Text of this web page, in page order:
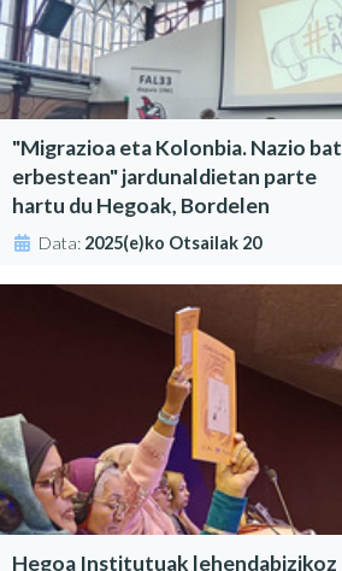
"Migrazioa eta Kolonbia. Nazio bat
erbestean" jardunaldietan parte
hartu du Hegoak, Bordelen
Data: 2025(e)ko Otsailak 20
Hegoa Institutuak lehendabizikoz